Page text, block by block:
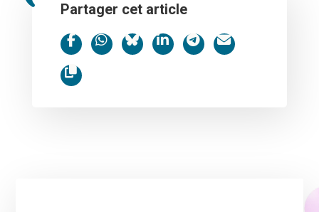
Partager cet article